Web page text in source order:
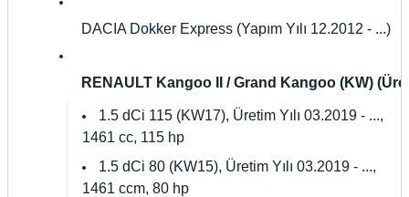
DACIA Dokker Express (Yapım Yılı 12.2012 - ...)
RENAULT Kangoo II / Grand Kangoo (KW)
1.5 dCi 115 (KW17), Üretim Yılı 03.2019 - ...,
1461 cc, 115 hp
1.5 dCi 80 (KW15), Üretim Yılı 03.2019 - ...,
1461 ccm, 80 hp